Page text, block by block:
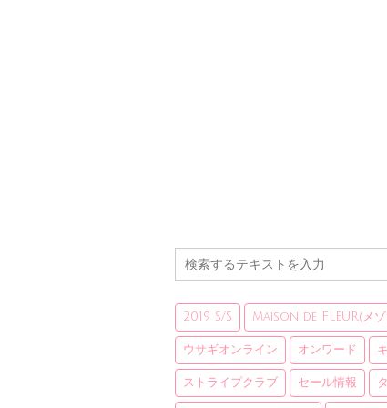
2019 S/S Maison de FLEUR(メ
ウサギオンライン オンワード
ストライプクラブ セール情報